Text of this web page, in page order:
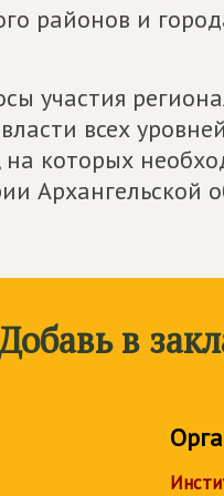
районов и
участия
всех
которых
Архангельской
в